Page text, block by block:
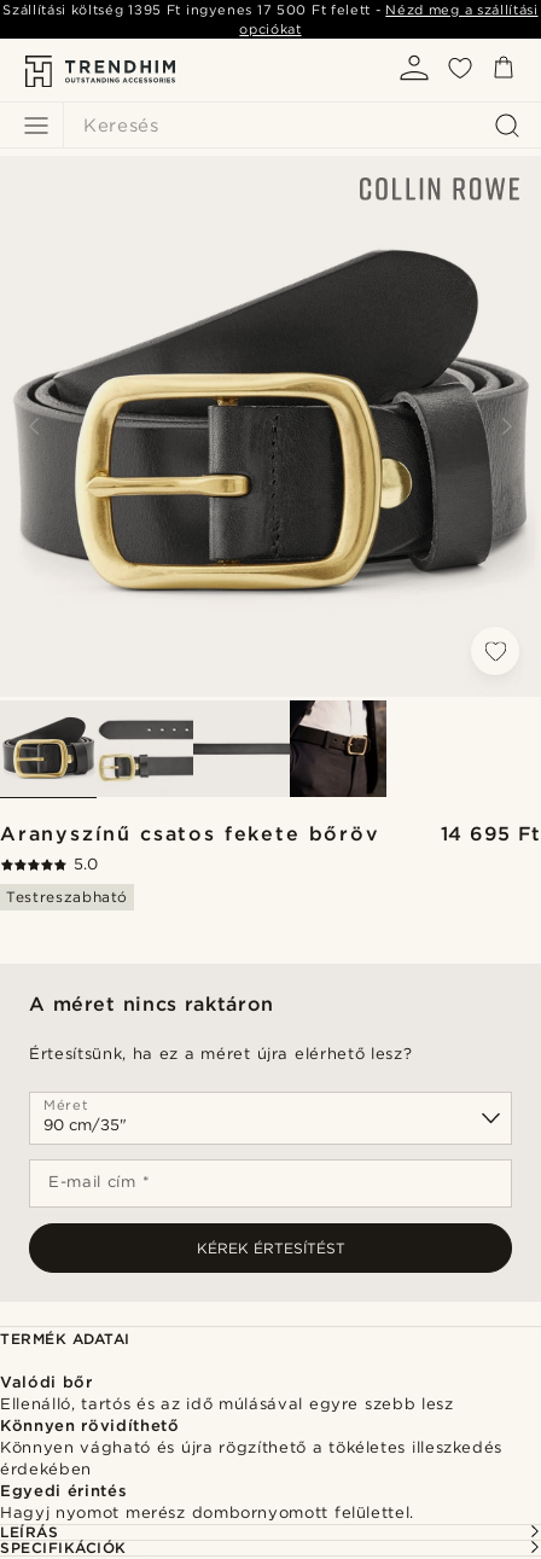
Keresés
Szállítási költség1395 Ft ingyenes 17 500 Ft felett - Nézd meg a szállítási
opciókat
Aranyszínű csatos fekete bőröv 14 695 Ft
5.0
Testreszabható
A méret nincs raktáron
Értesítsünk, ha ez a méret újra elérhető lesz?
Méret
E-mail cím *
KÉREK ÉRTESÍTÉST
TERMÉK ADATAI
Valódi bőr
Ellenálló, tartós és az idő múlásával egyre szebb lesz
Könnyen rövidíthető
Könnyen vágható és újra rögzíthető a tökéletes illeszkedés
érdekében
Egyedi érintés
Hagyj nyomot merész dombornyomott felülettel.
LEÍRÁS
SPECIFIKÁCIÓK